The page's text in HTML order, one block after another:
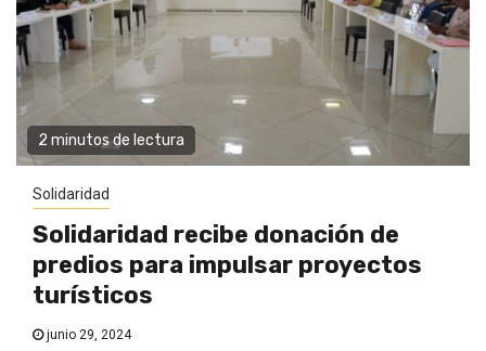
2 minutos de lectura
Solidaridad
Solidaridad recibe donación de
predios para impulsar proyectos
turísticos
junio 29, 2024